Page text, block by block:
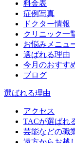
料金表
症例写真
ドクター情報
クリニック一
お悩みメニュ
選ばれる理由
今月のおすす
ブログ
選ばれる理由
アクセス
TACが選ばれ
芸能などの職